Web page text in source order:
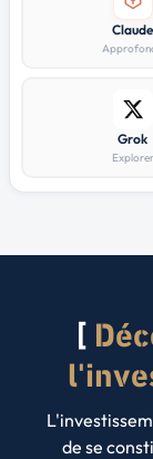
Claude
Grok
Explorer
de se